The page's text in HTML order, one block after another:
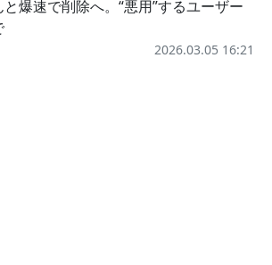
爆速で削除へ。“悪用”するユーザー
2026.03.05 16:21